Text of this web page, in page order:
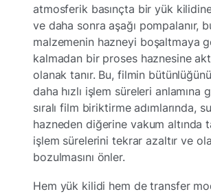
atmosferik basınçta bir yük
ve daha sonra aşağı pompalanır,
malzemenin hazneyi boşaltmaya
kalmadan bir proses haznesine
olanak tanır. Bu, filmin
daha hızlı işlem süreleri anlamına
sıralı film biriktirme adımlarında,
hazneden diğerine vakum altında
işlem sürelerini tekrar azaltır ve
bozulmasını önler.
Hem yük kilidi hem de transfer